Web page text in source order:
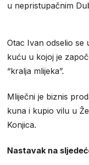
u nepristupačnim
Otac Ivan odselio se
kuću u kojoj je
“kralja mlijeka”.
Mliječni je biznis
kuna i kupio vilu u
Konjica.
Nastavak na